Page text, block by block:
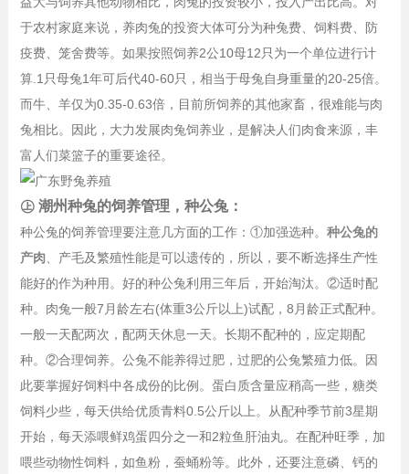
于农村家庭来说，养肉兔的投资大体可分为种兔费、饲料费、防
疫费、笼舍费等。如果按照饲养2公10母12只为一个单位进行计
算.1只母兔1年可后代40-60只，相当于母兔自身重量的20-25倍。
而牛、羊仅为0.35-0.63倍，目前所饲养的其他家畜，很难能与肉
兔相比。因此，大力发展肉兔饲养业，是解决人们肉食来源，丰
富人们菜篮子的重要途径。
㊤ 潮州种兔的饲养管理，种公兔：
种公兔的饲养管理要注意几方面的工作：①加强选种。 种公兔的
产肉 、产毛及繁殖性能是可以遗传的，所以，要不断选择生产性
能好的作为种用。好的种公兔利用三年后，开始淘汰。②适时配
种。肉兔一般7月龄左右(体重3公斤以上)试配，8月龄正式配种。
一般一天配两次，配两天休息一天。长期不配种的，应定期配
种。②合理饲养。公兔不能养得过肥，过肥的公兔繁殖力低。因
此要掌握好饲料中各成份的比例。蛋白质含量应稍高一些，糖类
饲料少些，每天供给优质青料0.5公斤以上。从配种季节前3星期
开始，每天添喂鲜鸡蛋四分之一和2粒鱼肝油丸。在配种旺季，加
喂些动物性饲料，如鱼粉，蚕蛹粉等。此外，还要注意磷、钙的